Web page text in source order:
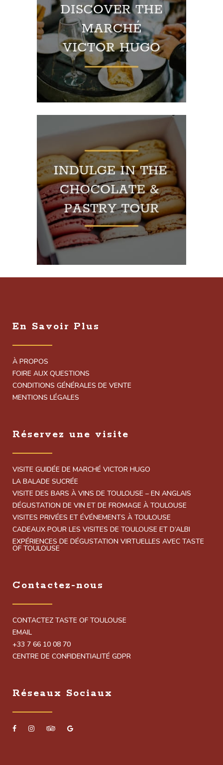
En Savoir Plus
À PROPOS
FOIRE AUX QUESTIONS
CONDITIONS GÉNÉRALES DE VENTE
MENTIONS LÉGALES
Réservez une visite
VISITE GUIDÉE DE MARCHÉ VICTOR HUGO
LA BALADE SUCRÉE
VISITE DES BARS À VINS DE TOULOUSE – EN ANGLAIS
DÉGUSTATION DE VIN ET DE FROMAGE À TOULOUSE
VISITES PRIVÉES ET ÉVÉNEMENTS À TOULOUSE
CADEAUX POUR LES VISITES DE TOULOUSE ET D’ALBI
EXPÉRIENCES DE DÉGUSTATION VIRTUELLES AVEC TASTE
OF TOULOUSE
Contactez-nous
CONTACTEZ TASTE OF TOULOUSE
EMAIL
+33 7 66 10 08 70
CENTRE DE CONFIDENTIALITÉ GDPR
Réseaux Sociaux